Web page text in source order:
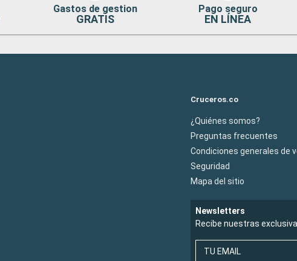
Gastos de gestion
GRATIS
Pago seguro
EN LÍNEA
Cruceros.co
¿Quiénes somos?
Preguntas frecuentes
Condiciones generales de
Seguridad
Mapa del sitio
Newsletters
Recibe nuestras
TU EMAIL